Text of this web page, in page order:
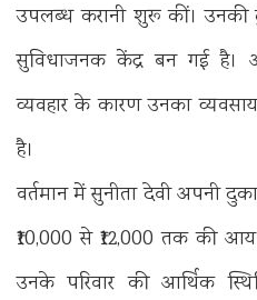
उपलब्ध करानी शुरू कीं।
सुविधाजनक केंद्र बन गई है।
व्यवहार के कारण उनका
है।
वर्तमान में सुनीता देवी अपनी
₹10,000 से ₹12,000 तक की
उनके परिवार की आर्थिक